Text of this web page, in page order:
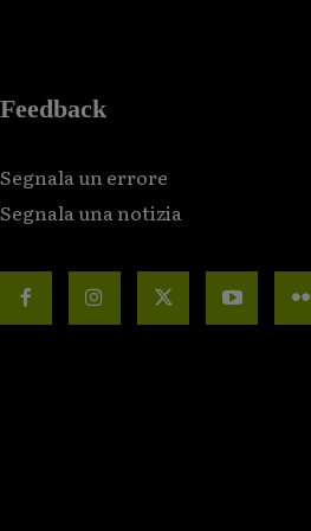
Feedback
Segnala un errore
Segnala una notizia